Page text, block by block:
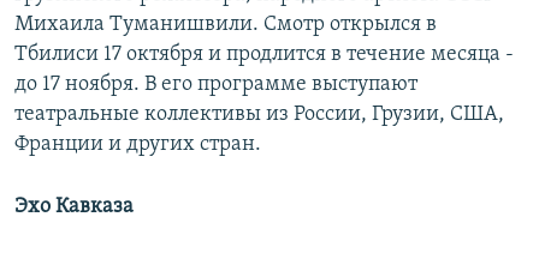
Михаила Туманишвили. Смотр открылся в
Тбилиси 17 октября и продлится в течение месяца -
до 17 ноября. В его программе выступают
театральные коллективы из России, Грузии, США,
Франции и других стран.
Эхо Кавказа